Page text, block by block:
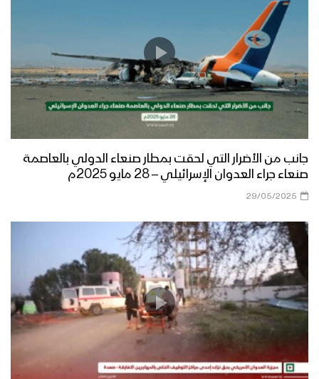
جانب من الأضرار التي لحقت بمطار صنعاء الدولي بالعاصمة
صنعاء جراء العدوان الإسرائيلي – 28 مايو 2025م
29/05/2025